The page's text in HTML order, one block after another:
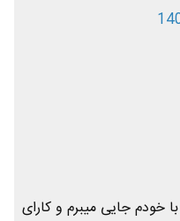
خودم جایی میبرم و کارای